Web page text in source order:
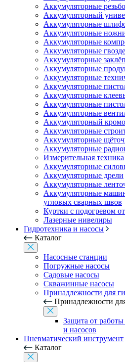
Аккумуляторные
Аккумуляторный
Аккумуляторные
Аккумуляторные
Аккумуляторные
Аккумуляторные
Аккумуляторные
Аккумуляторные
Аккумуляторные
Аккумуляторные
Аккумуляторные
Аккумуляторные
Аккумуляторные
Аккумуляторный
Аккумуляторные
Аккумуляторные
Аккумуляторные
Измерительная техника
Аккумуляторные
Аккумуляторные дрели
Аккумуляторные
Аккумуляторные
угловых сварных швов
Куртки с подогревом
Лазерные нивелиры
Гидротехника и насосы
Каталог
Насосные станции
Погружные насосы
Садовые насосы
Скважинные насосы
Принадлежности для
Принадлежности
Защита от
и насосов
Пневматический инструмент
Каталог